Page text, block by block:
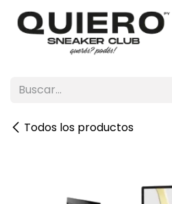
Ir al contenido
Todos los productos